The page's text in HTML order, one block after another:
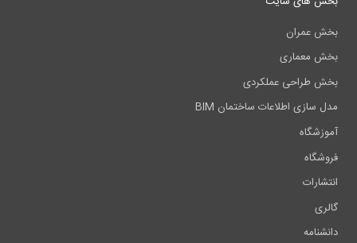
بخش عمران
بخش معماری
بخش طراحی عملکردی
مدل سازی اطلاعات ساختمان BIM
آموزشگاه
فروشگاه
انتشارات
گالری
دانشنامه